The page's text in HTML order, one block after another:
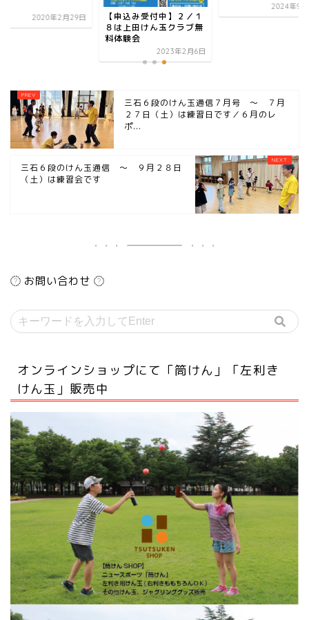
2020年2月29日
【申込み受付中】２／１
８は上田けん玉クラブ無
料体験会
2023年2月6日
2024年9
三石６段のけん玉通信７月号 ～ ７月
２７日（土）は練習日です／６月のレ
ポ...
三石６段のけん玉通信 ～ ９月２８日
（土）は練習会です
お問い合わせ
オンラインショップにて「筒けん」「左利き
けん玉」販売中